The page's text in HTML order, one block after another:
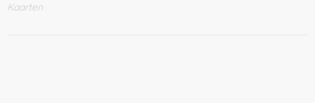
Kaarten